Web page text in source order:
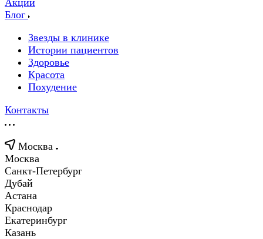
Акции
Блог
Звезды в клинике
Истории пациентов
Здоровье
Красота
Похудение
Контакты
Москва
Москва
Санкт-Петербург
Дубай
Астана
Краснодар
Екатеринбург
Казань